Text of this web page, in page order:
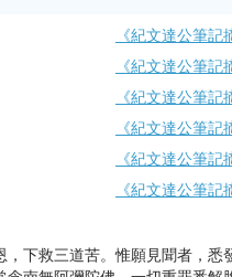
《紀文達公筆
《紀文達公筆
《紀文達公筆
《紀文達公筆
《紀文達公筆
《紀文達公筆
下救三道苦。惟願見聞者，悉